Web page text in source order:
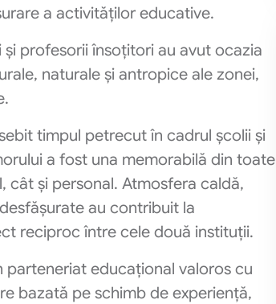
a activităților educative.
profesorii însoțitori au avut ocazia
naturale și antropice ale zonei,
timpul petrecut în cadrul școlii și
a fost una memorabilă din toate
cât și personal. Atmosfera caldă,
au contribuit la
reciproc între cele două instituții.
parteneriat educațional valoros cu
bazată pe schimb de experiență,